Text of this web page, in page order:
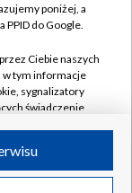
poniżej, a
PPID do Google.
Ciebie naszych
w tym informacje
sygnalizatory
świadczenie